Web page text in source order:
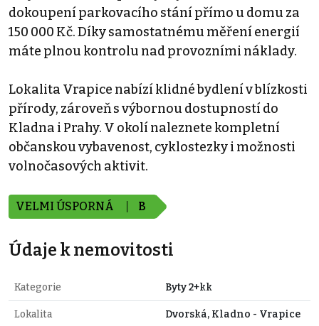
dokoupení parkovacího stání přímo u domu za
150 000 Kč. Díky samostatnému měření energií
máte plnou kontrolu nad provozními náklady.
Lokalita Vrapice nabízí klidné bydlení v blízkosti
přírody, zároveň s výbornou dostupností do
Kladna i Prahy. V okolí naleznete kompletní
občanskou vybavenost, cyklostezky i možnosti
volnočasových aktivit.
VELMI ÚSPORNÁ B
Údaje k nemovitosti
Kategorie Byty 2+kk
Lokalita Dvorská, Kladno - Vrapice